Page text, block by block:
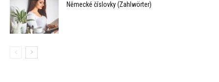
Německé číslovky (Zahlwörter)